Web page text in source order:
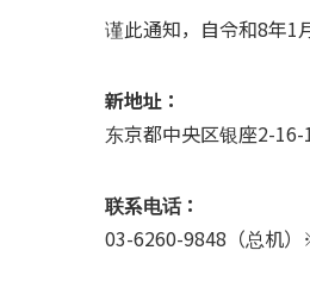
谨此通知，自令和8年1
新地址：
东京都中央区银座2-
联系电话：
03-6260-9848（总机